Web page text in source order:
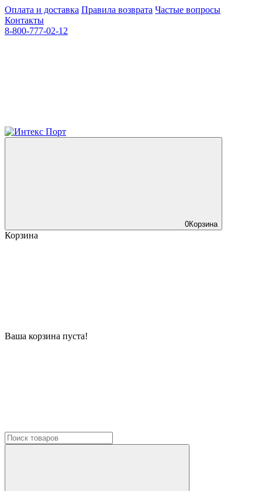
Оплата и доставка Правила возврата Частые вопросы
Контакты
8-800-777-02-12
0Корзина
Корзина
Ваша корзина пуста!